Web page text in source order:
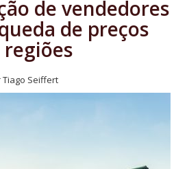
de vendedores
de preços
Tiago Seiffert